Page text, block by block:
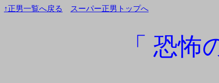
↑正男一覧へ戻る スーパー正男トップへ
「 恐怖